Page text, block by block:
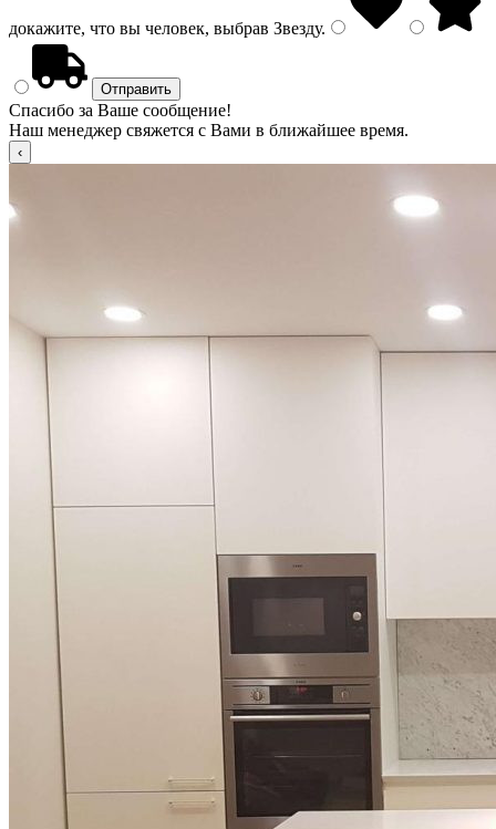
докажите, что вы человек, выбрав Звезду.
Спасибо за Ваше сообщение!
Наш менеджер свяжется с Вами в ближайшее время.